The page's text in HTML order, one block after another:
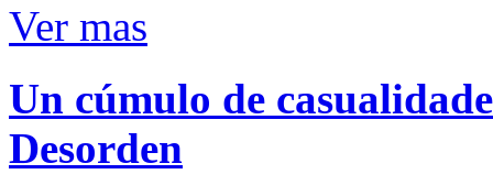
Ver mas
Un cúmulo de
Desorden